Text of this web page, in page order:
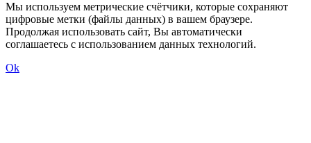
Мы используем метрические счётчики, которые сохраняют
цифровые метки (файлы данных) в вашем браузере.
Продолжая использовать сайт, Вы автоматически
соглашаетесь с использованием данных технологий.
Ok